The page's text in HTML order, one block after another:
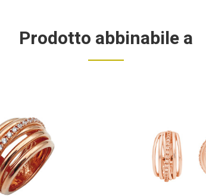
Prodotto abbinabile a